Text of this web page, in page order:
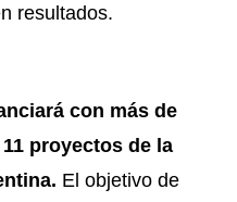
resultados.
con más de
proyectos de la
El objetivo de